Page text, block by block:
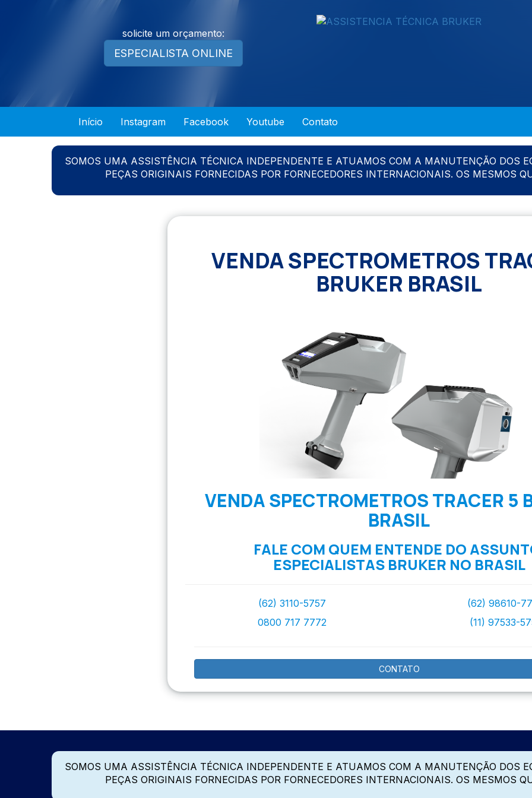
solicite um orçamento:
ESPECIALISTA ONLINE
Início Instagram Facebook Youtube Contato
SOMOS UMA ASSISTÊNCIA TÉCNICA INDEPENDENTE E ATUAMOS COM A MANUTENÇÃO DOS
PEÇAS ORIGINAIS FORNECIDAS POR FORNECEDORES INTERNACIONAIS. OS MESMOS
VENDA SPECTROMETROS
BRUKER BRASIL
VENDA SPECTROMETROS TRACER 5
BRASIL
FALE COM QUEM ENTENDE DO
ESPECIALISTAS BRUKER NO BRASIL
(62) 3110-5757
0800 717 7772
(62) 98610-
(11) 97533-
CONTATO
SOMOS UMA ASSISTÊNCIA TÉCNICA INDEPENDENTE E ATUAMOS COM A MANUTENÇÃO DOS
PEÇAS ORIGINAIS FORNECIDAS POR FORNECEDORES INTERNACIONAIS. OS MESMOS